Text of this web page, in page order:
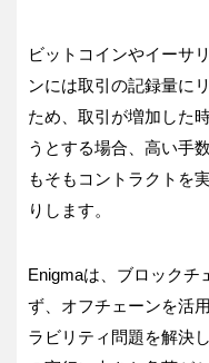
ビットコインやイーサ
ンには取引の記録量に
ため、取引が増加した
うとする場合、高い手
もそもコントラクトを
りします。
Enigmaは、ブロックチ
ず、オフチェーンを活
ラビリティ問題を解決